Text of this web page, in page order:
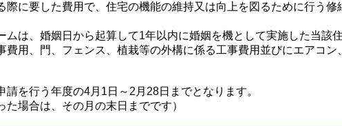
際に要した費用で、住宅の機能の維持又は向上を図るために行う
ムは、婚姻日から起算して1年以内に婚姻を機として実施した当該
用、門、フェンス、植栽等の外構に係る工事費用並びにエアコン
を行う年度の4月1日～2月28日までとなります。
た場合は、その月の末日までです）